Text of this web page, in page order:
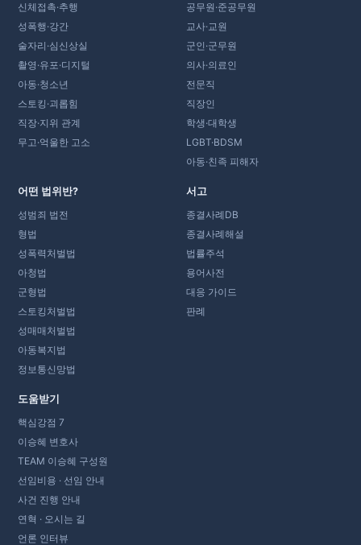
신체접촉·추행
성폭행·강간
술자리·심신상실
촬영·유포·디지털
아동·청소년
스토킹·괴롭힘
직장·지위 관계
무고·억울한 고소
공무원·준공무원
교사·교원
군인·군무원
의사·의료인
전문직
직장인
학생·대학생
LGBT·BDSM
아동·친족 피해자
어떤 법위반?
성범죄 법전
형법
성폭력처벌법
아청법
군형법
스토킹처벌법
성매매처벌법
아동복지법
정보통신망법
서고
종결사례DB
종결사례해설
법률주석
용어사전
대응 가이드
판례
도움받기
핵심강점 7
이승혜 변호사
TEAM 이승혜 구성원
선임비용 · 선임 안내
사건 진행 안내
연혁 · 오시는 길
언론 인터뷰